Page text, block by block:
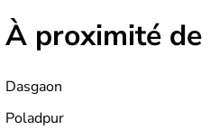
À proximité de
Dasgaon
Poladpur